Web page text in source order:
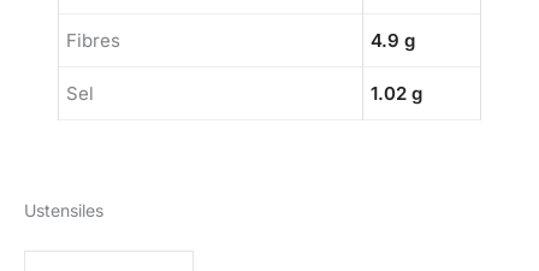
Fibres 4.9 g
Sel 1.02 g
Ustensiles